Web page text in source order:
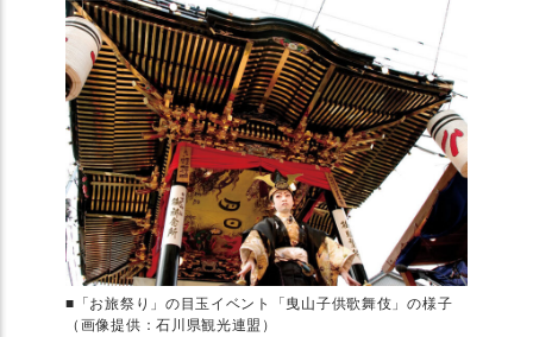
■「お旅祭り」の目玉イベント「曳山子供歌舞伎」の様子
（画像提供：石川県観光連盟）